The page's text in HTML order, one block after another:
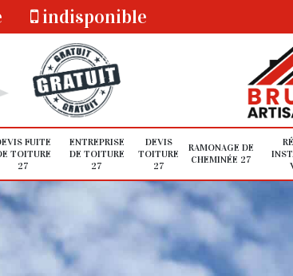
indisponible
FUITE
TOITURE
27
ENTREPRISE
DE TOITURE
27
DEVIS
TOITURE
27
RAMONAGE DE
CHEMINÉE 27